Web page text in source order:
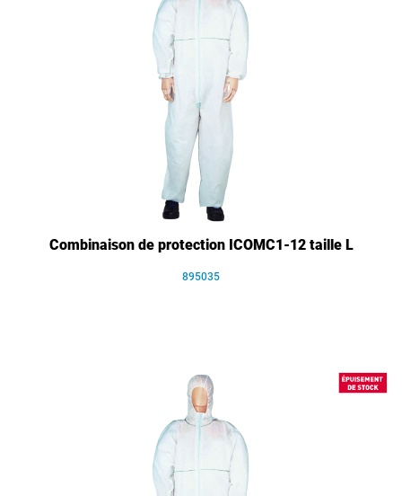
Combinaison de protection ICOMC1-12 taille L
895035